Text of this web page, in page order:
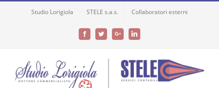
Studio Lorigiola STELE s.a.s. Collaboratori esterni
FacebookTwitterGoogle+LinkedIn